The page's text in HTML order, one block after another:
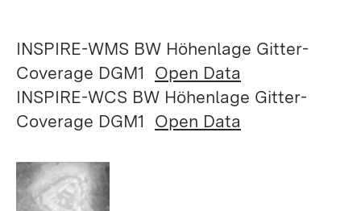
INSPIRE-WMS BW Höhenlage Gitter-
Coverage DGM1 Open Data
INSPIRE-WCS BW Höhenlage Gitter-
Coverage DGM1 Open Data